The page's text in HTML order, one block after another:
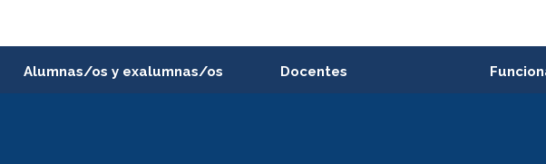
Alumnas/os y exalumnas/os Docentes